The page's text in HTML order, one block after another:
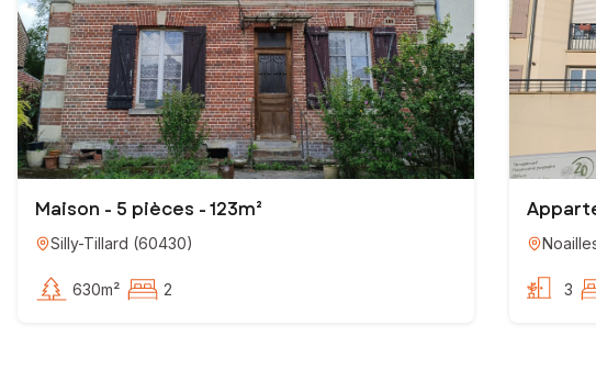
Maison - 5 pièces - 123m²
Silly-Tillard (60430)
630m² 2 3